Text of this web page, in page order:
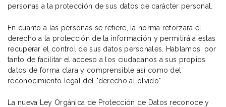
personas a la protección de sus datos de carácter personal.
En cuanto a las personas se refiere, la norma reforzará el
derecho a la protección de la información y permitirá a estas
recuperar el control de sus datos personales. Hablamos, por
tanto de facilitar el acceso a los ciudadanos a sus propios
datos de forma clara y comprensible así como del
reconocimiento legal del "derecho al olvido".
La nueva Ley Orgánica de Protección de Datos reconoce y